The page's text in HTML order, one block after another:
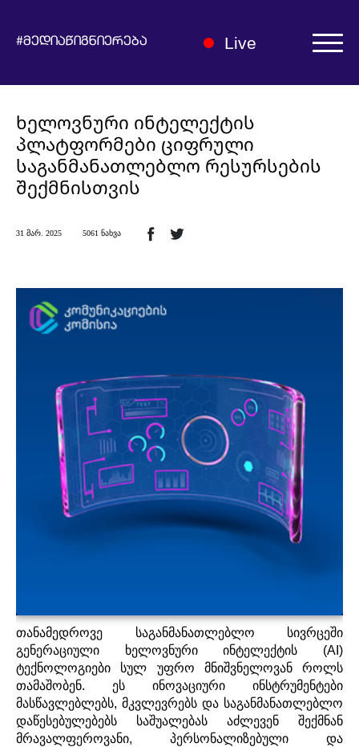
#მედიაწიგნიერება Live
სიახლეები
მოზარდები
მასწავლებლები და მშობლები
Eng
ხელოვნური ინტელექტის
პლატფორმები ციფრული
საგანმანათლებლო რესურსების
შექმნისთვის
31 მარ. 2025 5061 ნახვა
თანამედროვე საგანმანათლებლო
სივრცეში
გენერაციული
ხელოვნური ინტელექტის (AI)
ტექნოლოგიები
სულ უფრო მნიშვნელოვან
როლს
თამაშობენ. ეს ინოვაციური
ინსტრუმენტები
მასწავლებლებს, მკვლევრებს და საგანმანათლებლო
დაწესებულებებს
საშუალებას აძლევენ
შექმნან
მრავალფეროვანი, პერსონალიზებული
და